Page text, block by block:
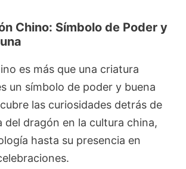
Chino: Símbolo de Poder y
es más que una criatura
un símbolo de poder y buena
las curiosidades detrás de
del dragón en la cultura china,
hasta su presencia en